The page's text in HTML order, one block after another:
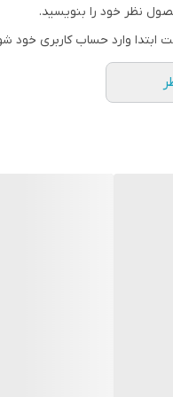
نظر خود را بنویسید.
ابتدا وارد حساب کاربری خود